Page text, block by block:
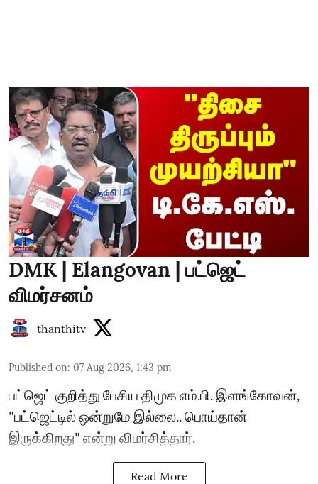
DMK | Elangovan | பட்ஜெட்
விமர்சனம்
thanthitv
Published on: 07 Aug 2026, 1:43 pm
பட்ஜெட் குறித்து பேசிய திமுக எம்.பி. இளங்கோவன்,
"பட்ஜெட்டில் ஒன்றுமே இல்லை.. பொய்தான்
இருக்கிறது" என்று விமர்சித்தார்.
Read More